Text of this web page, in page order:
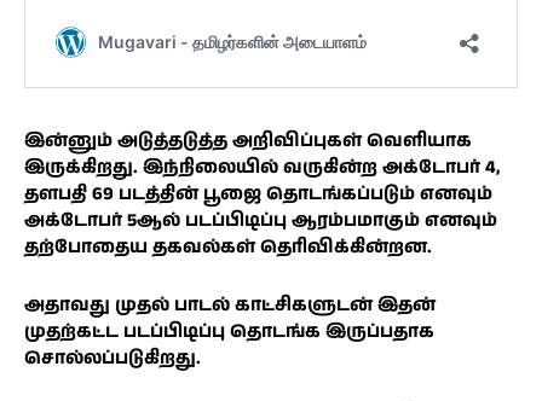
இன்னும் அடுத்தடுத்த அறிவிப்புகள் வெளியாக
இருக்கிறது. இந்நிலையில் வருகின்ற அக்டோபர் 4,
தளபதி 69 படத்தின் பூஜை தொடங்கப்படும் எனவும்
அக்டோபர் 5ஆல் படப்பிடிப்பு ஆரம்பமாகும் எனவும்
தற்போதைய தகவல்கள் தெரிவிக்கின்றன.
அதாவது முதல் பாடல் காட்சிகளுடன் இதன்
முதற்கட்ட படப்பிடிப்பு தொடங்க இருப்பதாக
சொல்லப்படுகிறது.